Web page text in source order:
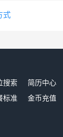
剪辑，教你玩转抖
式
搜索 简历中心
标准
金币充值